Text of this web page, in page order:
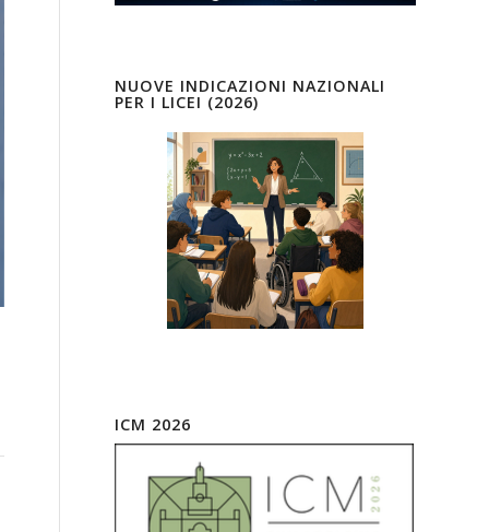
NUOVE INDICAZIONI NAZIONALI
PER I LICEI (2026)
ICM 2026